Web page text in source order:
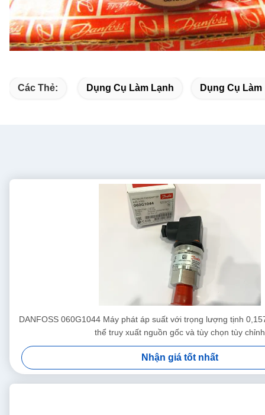
Các Thẻ: Dụng Cụ Làm Lạnh Dụng Cụ
DANFOSS 060G1044 Máy phát áp suất với trọng lượng tịnh
thể truy xuất nguồn gốc và tùy chọn tùy chỉnh
Nhận giá tốt nhất